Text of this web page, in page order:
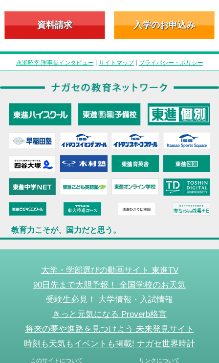
資料請求 入学のお申込み
永瀬昭幸 理事長インタビュー | サイトマップ| プライバシー・ポリシー
教育力こそが、国力だと思う。
大学・学部選びの動画サイト 東進TV
90日先まで大胆予報！ 全国学校のお天気
受験生必見！ 大学情報・入試情報
きっと元気になる Proverb格言
将来の夢や進路を見つけよう 未来発見サイト
時刻も天気もイベントも掲載! ナガセ世界時計
このサイトについて リンクについて